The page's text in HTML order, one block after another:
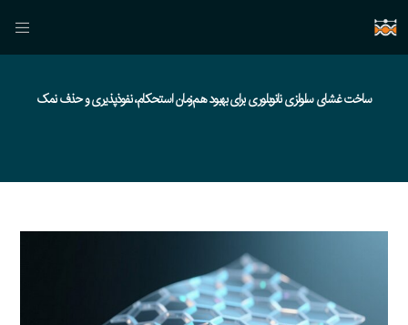
ساخت غشای سلولزی نانوبلوری برای بهبود هم‌زمان استحکام، نفوذپذیری و حذف نمک